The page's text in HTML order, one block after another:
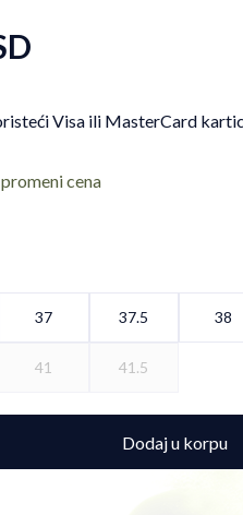
Visa ili MasterCard
cena
37 37.5 38
41 41.5
Dodaj u korpu